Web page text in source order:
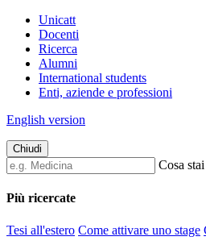
Unicatt
Docenti
Ricerca
Alumni
International students
Enti, aziende e professioni
English version
Chiudi
Cosa
Più ricercate
Tesi all'estero Come attivare uno stage